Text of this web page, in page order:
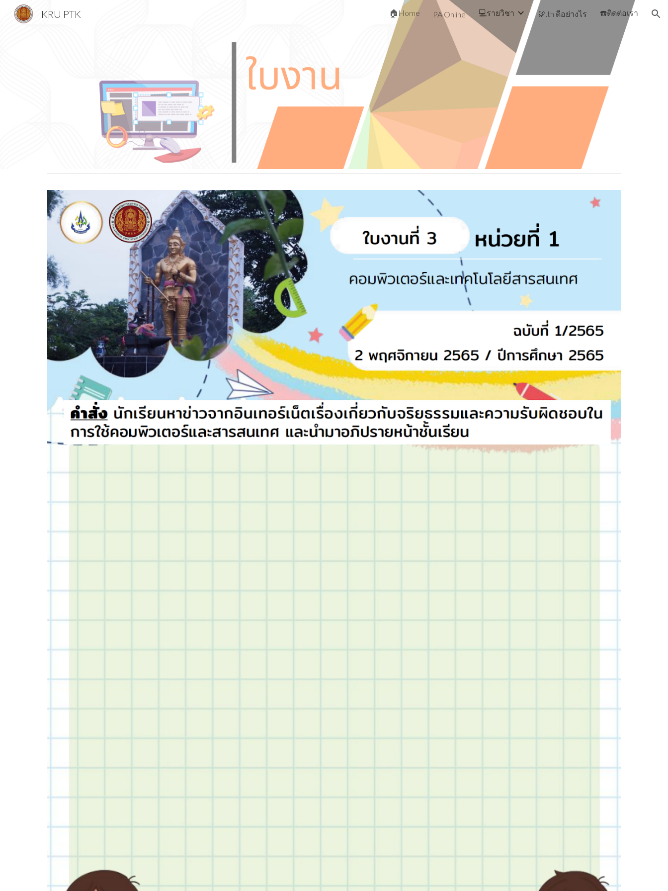
Skip to navigation
KRU PTK 🏠Home PA Online 💻รายวิชา 🦃.th ดีอย่างไร ☎️ติดต่อเรา